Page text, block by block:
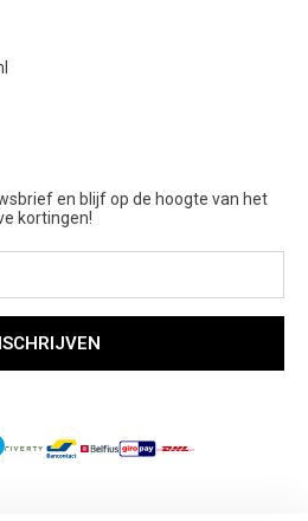
en blijf op de hoogte van het
kortingen!